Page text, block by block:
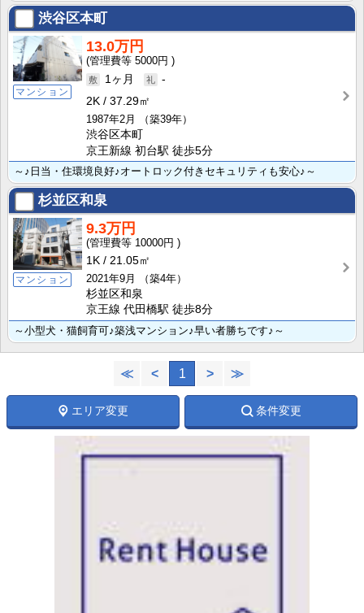
渋谷区本町
マンション
13.0万円
5000円
1ヶ月
-
2K
37.29㎡
1987年2月
（築39年）
渋谷区本町
京王新線 初台駅 徒歩5分
～♪日当・住環境良好♪オートロック付きセキュリティも安心♪～
杉並区和泉
マンション
9.3万円
10000円
1K
21.05㎡
2021年9月
（築4年）
杉並区和泉
京王線 代田橋駅 徒歩8分
～小型犬・猫飼育可♪築浅マンション♪早い者勝ちです♪～
≪ < 1 > ≫
エリア変更 条件変更